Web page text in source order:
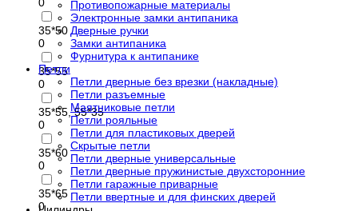
35*50
0
35*55
0
35*55, 55*35
0
35*60
0
35*65
0
Противопожарные материалы
Электронные замки антипаника
Дверные ручки
Замки антипаника
Фурнитура к антипанике
Петли
Петли дверные без врезки (накладные)
Петли разъемные
Маятниковые петли
Петли рояльные
Петли для пластиковых дверей
Скрытые петли
Петли дверные универсальные
Петли дверные пружинистые двухсторонние
Петли гаражные приварные
Петли ввертные и для финских дверей